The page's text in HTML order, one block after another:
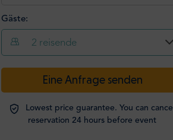
Gäste:
2 reisende
Passagiere -
Studierende
-
Eine Anfrage senden
Lowest price guarantee. You can cancel
reservation 24 hours before event